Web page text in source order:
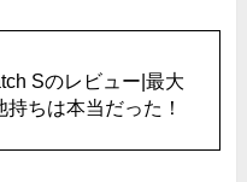
Sのレビュー|最大
持ちは本当だった！